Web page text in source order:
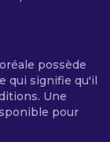
possède
qui signifie qu'il
Une
pour